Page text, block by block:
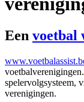
Een voetbal
spelervolgsysteem,
verenigingen.